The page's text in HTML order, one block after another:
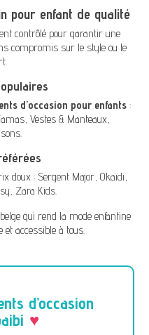
pour enfant de qualité
contrôlé pour garantir une
compromis sur le style ou le
d'occasion pour enfants:
, Vestes & Manteaux,
.
doux : Sergent Major, Okaïdi,
, Zara Kids.
qui rend la mode enfantine
et accessible à tous.
d’occasion